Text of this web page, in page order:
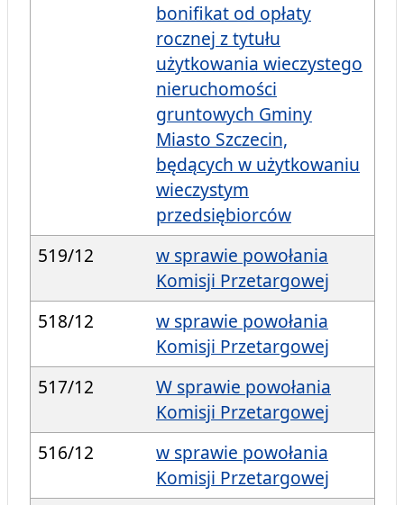
bonifikat od opłaty
rocznej z tytułu
użytkowania wieczystego
nieruchomości
gruntowych Gminy
Miasto Szczecin,
będących w użytkowaniu
wieczystym
przedsiębiorców
519/12
w sprawie powołania
Komisji Przetargowej
518/12
w sprawie powołania
Komisji Przetargowej
517/12
W sprawie powołania
Komisji Przetargowej
516/12
w sprawie powołania
Komisji Przetargowej